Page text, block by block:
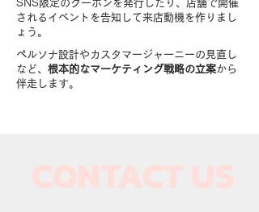
SNS限定のクーポンを発行したり、店舗で開催
されるイベントを告知して来店動機を作りまし
ょう。
ペルソナ設計やカスタマージャーニーの見直し
など、 根本的なマーケティング戦略の立案から
伴走します。